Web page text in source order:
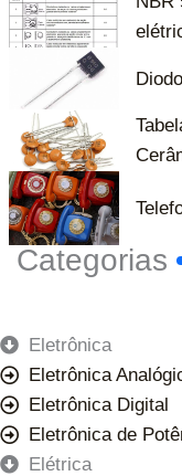
Categorias
Eletrônica
Eletrônica
Eletrônica Digital
Eletrônica de
Elétrica